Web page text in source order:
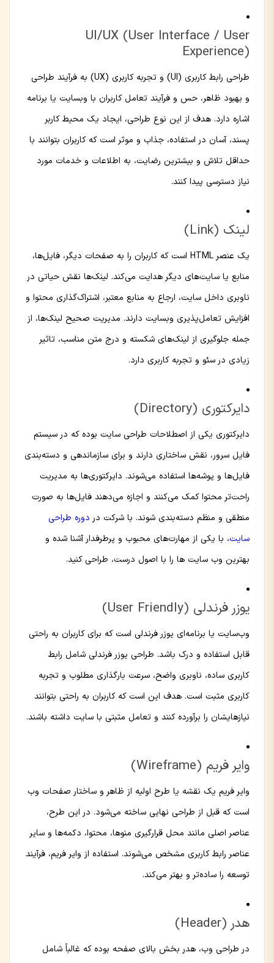
UI/UX (User Interface / User
Experience)
طراحی رابط کاربری (UI) و تجربه کاربری (UX) به فرآیند طراحی
و بهبود ظاهر، حس و فرآیند تعامل کاربران با وبسایت یا برنامه
اشاره دارد. هدف از این نوع طراحی، ایجاد یک محیط کاربر
پسند، آسان در استفاده، جذاب و موثر است که کاربران بتوانند با
حداقل تلاش و بیشترین رضایت، به اطلاعات و خدمات مورد
نیاز دسترسی پیدا کنند.
لینک (Link)
یک عنصر HTML است که کاربران را به صفحات دیگر، فایل‌ها،
منابع یا سایت‌های دیگر هدایت می‌کند. لینک‌ها نقش حیاتی در
ناوبری داخل سایت، ارجاع به منابع معتبر، اشتراک‌گذاری محتوا و
افزایش تعامل‌پذیری وبسایت دارند. مدیریت صحیح لینک‌ها، از
جمله جلوگیری از لینک‌های شکسته و درج متن مناسب، تاثیر
زیادی در سئو و تجربه کاربری دارد.
دایرکتوری (Directory)
دایرکتوری یکی از اصطلاحات طراحی سایت بوده که در سیستم
فایل سرور، نقش ساختاری دارند و برای سازماندهی و دسته‌بندی
فایل‌ها و پوشه‌ها استفاده می‌شوند. دایرکتوری‌ها به مدیریت
راحت‌تر محتوا کمک می‌کنند و اجازه می‌دهند فایل‌ها به صورت
منطقی و منظم دسته‌بندی شوند. با شرکت در دوره طراحی
سایت، با یکی از مهارت‌های محبوب و پرطرفدار آشنا شده و
بهترین وب سایت ها را با اصول درست، طراحی کنید.
یوزر فرندلی (User Friendly)
وب‌سایت یا برنامه‌ای یوزر فرندلی است که برای کاربران به راحتی
قابل استفاده و درک باشد. طراحی یوزر فرندلی شامل رابط
کاربری ساده، ناوبری واضح، سرعت بارگذاری مطلوب و تجربه
کاربری مثبت است. هدف این است که کاربران به راحتی بتوانند
نیازهایشان را برآورده کنند و تعامل مثبتی با سایت داشته باشند.
وایر فریم (Wireframe)
وایر فریم یک نقشه یا طرح اولیه از ظاهر و ساختار صفحات وب
است که قبل از طراحی نهایی ساخته می‌شود. در این طرح،
عناصر اصلی مانند محل قرارگیری منوها، محتوا، دکمه‌ها و سایر
عناصر رابط کاربری مشخص می‌شوند. استفاده از وایر فریم، فرآیند
توسعه را ساده‌تر و بهتر می‌کند.
هدر (Header)
در طراحی وب، هدر بخش بالای صفحه بوده که غالباً شامل